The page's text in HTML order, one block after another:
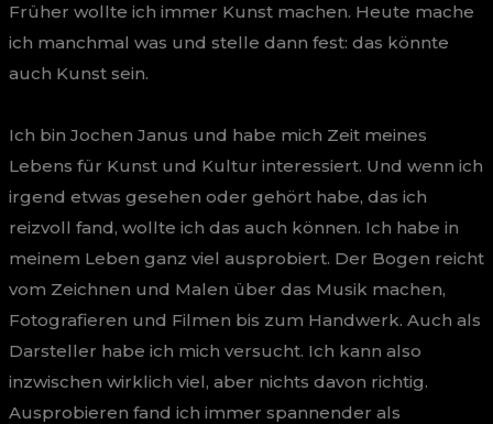
Früher wollte ich immer Kunst machen. Heute mache
ich manchmal was und stelle dann fest: das könnte
auch Kunst sein.
Ich bin Jochen Janus und habe mich Zeit meines
Lebens für Kunst und Kultur interessiert. Und wenn ich
irgend etwas gesehen oder gehört habe, das ich
reizvoll fand, wollte ich das auch können. Ich habe in
meinem Leben ganz viel ausprobiert. Der Bogen reicht
vom Zeichnen und Malen über das Musik machen,
Fotografieren und Filmen bis zum Handwerk. Auch als
Darsteller habe ich mich versucht. Ich kann also
inzwischen wirklich viel, aber nichts davon richtig.
Ausprobieren fand ich immer spannender als